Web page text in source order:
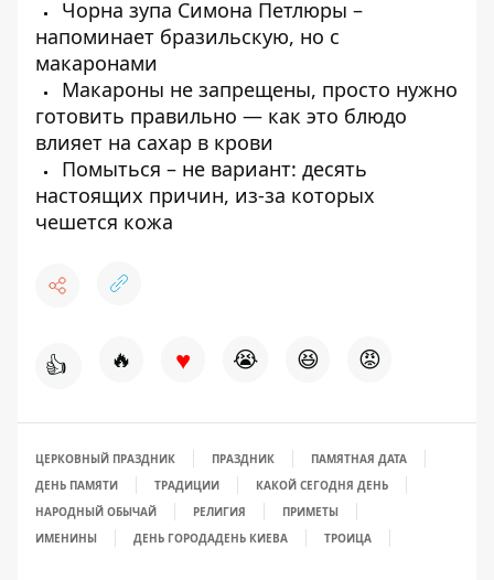
Чорна зупа Симона Петлюры –
напоминает бразильскую, но с
макаронами
Макароны не запрещены, просто нужно
готовить правильно — как это блюдо
влияет на сахар в крови
Помыться – не вариант: десять
настоящих причин, из-за которых
чешется кожа
👍 🔥 ♥ 😭 😆 😡
ЦЕРКОВНЫЙ ПРАЗДНИК ПРАЗДНИК
ПАМЯТНАЯ ДАТА
ДЕНЬ ПАМЯТИ
ТРАДИЦИИ
КАКОЙ СЕГОДНЯ ДЕНЬ
НАРОДНЫЙ ОБЫЧАЙ
РЕЛИГИЯ
ПРИМЕТЫ
ИМЕНИНЫ
ДЕНЬ ГОРОДАДЕНЬ КИЕВА ТРОИЦА